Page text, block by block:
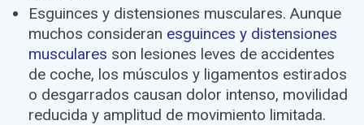
Esguinces y distensiones musculares. Aunque
muchos consideran esguinces y distensiones
musculares son lesiones leves de accidentes
de coche, los músculos y ligamentos estirados
o desgarrados causan dolor intenso, movilidad
reducida y amplitud de movimiento limitada.